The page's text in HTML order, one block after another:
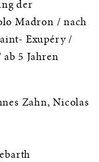
der
Madron / nach
Exupéry /
5 Jahren
Zahn, Nicolas